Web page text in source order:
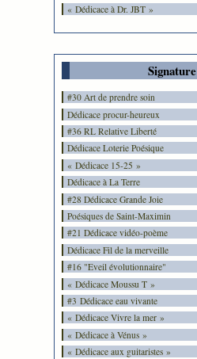
« Dédicace à Dr. JBT »
Signature
#30 Art de prendre soin
Dédicace procur-heureux
#36 RL Relative Liberté
Dédicace Loterie Poésique
« Dédicace 15-25 »
Dédicace à La Terre
#28 Dédicace Grande Joie
Poésiques de Saint-Maximin
#21 Dédicace vidéo-poème
Dédicace Fil de la merveille
#16 "Eveil évolutionnaire"
« Dédicace Moussu T »
#3 Dédicace eau vivante
« Dédicace Vivre la mer »
« Dédicace à Vénus »
« Dédicace aux guitaristes »